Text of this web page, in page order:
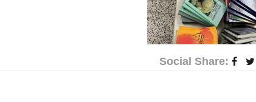
Social Share: